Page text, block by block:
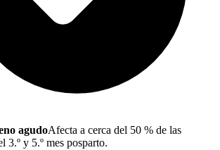
agudoAfecta a cerca del 50 % de las
3.º y 5.º mes posparto.